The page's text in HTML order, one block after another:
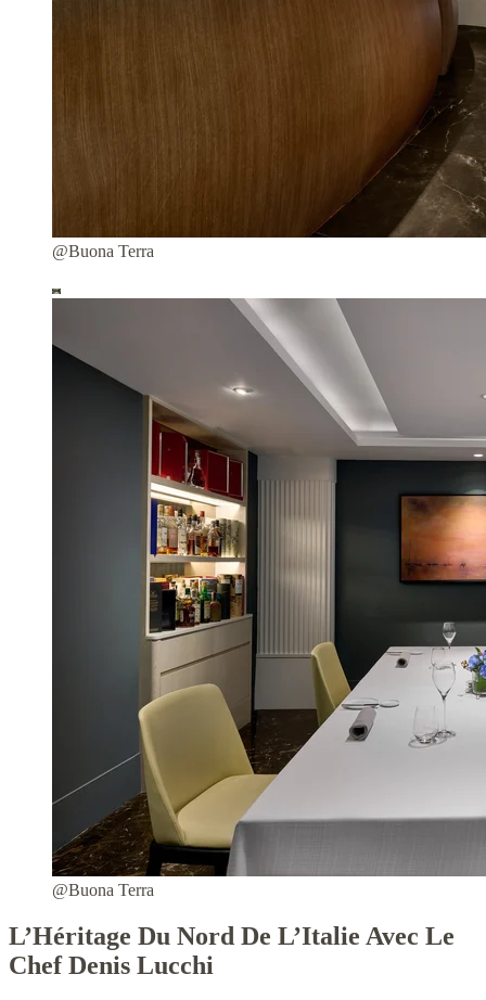
@Buona Terra
@Buona Terra
L’Héritage Du Nord De L’Italie Avec Le
Chef Denis Lucchi